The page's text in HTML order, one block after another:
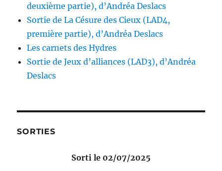
deuxième partie), d’Andréa Deslacs
Sortie de La Césure des Cieux (LAD4,
première partie), d’Andréa Deslacs
Les carnets des Hydres
Sortie de Jeux d’alliances (LAD3), d’Andréa
Deslacs
SORTIES
Sorti le 02/07/2025